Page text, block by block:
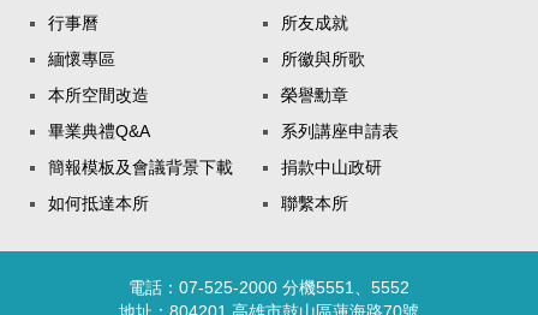
行事曆
所友成就
緬懷專區
所徽與所歌
本所空間改造
榮譽勳章
畢業典禮Q&A
系列講座申請表
簡報模板及會議背景下載
捐款中山政研
如何抵達本所
聯繫本所
電話：07-525-2000 分機5551、5552